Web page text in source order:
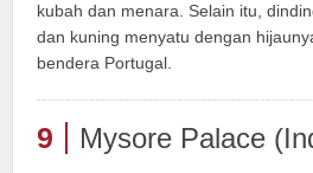
kubah dan menara. Selain itu,
dan kuning menyatu dengan
bendera Portugal.
9 Mysore Palace